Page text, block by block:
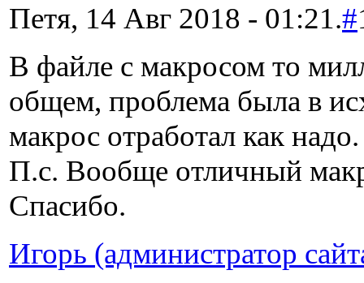
Петя, 14 Авг 2018 - 01:21.#
В файле с макросом то
общем, проблема была в
макрос отработал как надо.
П.с. Вообще отличный
Спасибо.
Игорь (администратор